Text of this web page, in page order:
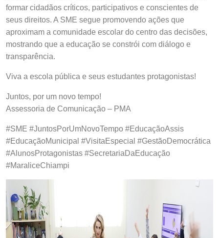
formar cidadãos críticos, participativos e conscientes de
seus direitos. A SME segue promovendo ações que
aproximam a comunidade escolar do centro das decisões,
mostrando que a educação se constrói com diálogo e
transparência.
Viva a escola pública e seus estudantes protagonistas!
Juntos, por um novo tempo!
Assessoria de Comunicação – PMA
#SME #JuntosPorUmNovoTempo #EducaçãoAssis
#EducaçãoMunicipal #VisitaEspecial #GestãoDemocrática
#AlunosProtagonistas #SecretariaDaEducação
#MaraliceChiampi